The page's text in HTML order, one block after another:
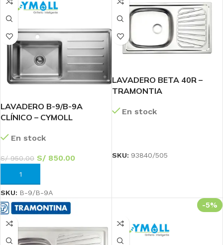
LAVADERO B-9/B-9A
CLÍNICO – CYMOLL
En stock
S/950.00 S/ 850.00
AÑADIR AL CARRITO
SKU: B-9/B-9A
LAVADERO BETA 40R –
TRAMONTIA
En stock
SKU: 93840/505
-5%